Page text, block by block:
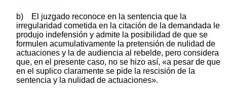
b) El juzgado reconoce en la sentencia que la
irregularidad cometida en la citación de la demandada le
produjo indefensión y admite la posibilidad de que se
formulen acumulativamente la pretensión de nulidad de
actuaciones y la de audiencia al rebelde, pero considera
que, en el presente caso, no se hizo así, «a pesar de que
en el suplico claramente se pide la rescisión de la
sentencia y la nulidad de actuaciones».